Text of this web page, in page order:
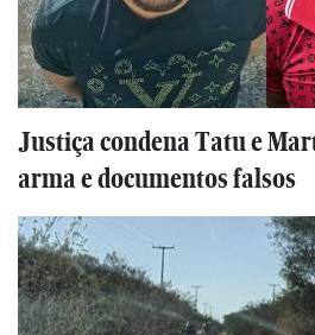
Justiça condena Tatu e
arma e documentos falsos